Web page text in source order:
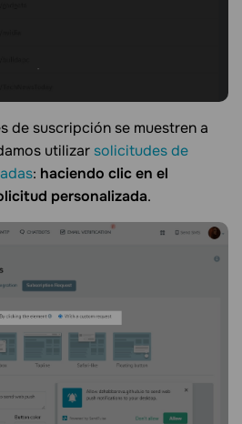
de suscripción se muestren a
utilizar solicitudes de
: haciendo clic en el
personalizada.